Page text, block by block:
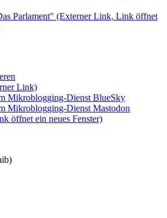
Parlament" (Externer Link, Link öffnet
Link)
Mikroblogging-Dienst BlueSky
Mikroblogging-Dienst Mastodon
öffnet ein neues Fenster)